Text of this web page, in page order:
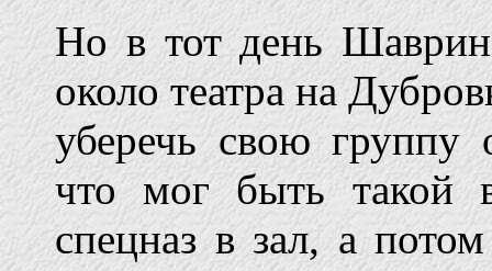
Но в тот день
около театра на
уберечь свою группу
что мог быть такой
спецназ в зал, а